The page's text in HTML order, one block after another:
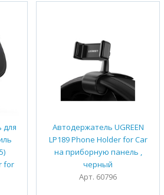
для
for
Автодержатель UGREEN
LP189 Phone Holder for Car
на приборную панель ,
черный
Арт. 60796